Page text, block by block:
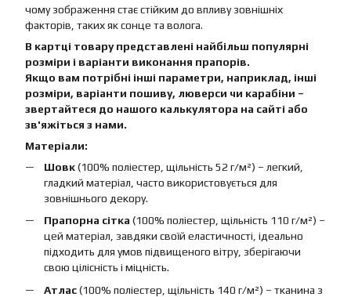
чому зображення стає стійким до впливу зовнішніх
факторів, таких як сонце та волога.
В картці товару представлені найбільш популярні
розміри і варіанти виконання прапорів.
Якщо вам потрібні інші параметри, наприклад, інші
розміри, варіанти пошиву, люверси чи карабіни –
звертайтеся до нашого калькулятора на сайті або
зв'яжіться з нами.
Матеріали:
Шовк(100% поліестер, щільність 52 г/м²) – легкий,
гладкий матеріал, часто використовується для
зовнішнього декору.
Прапорна сітка (100% поліестер, щільність 110 г/м²) –
цей матеріал, завдяки своїй еластичності, ідеально
підходить для умов підвищеного вітру, зберігаючи
свою цілісність і міцність.
Атлас(100% поліестер, щільність 140 г/м²) – тканина з